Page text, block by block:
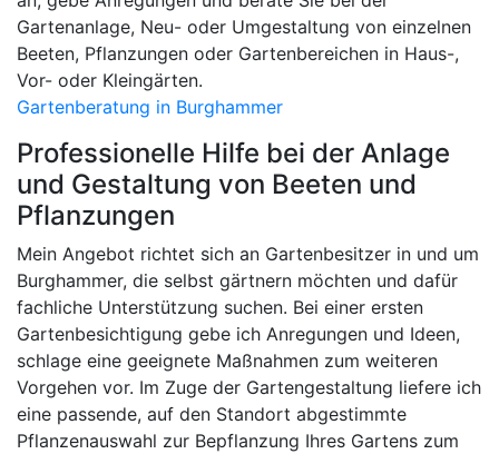
Gartenanlage, Neu- oder Umgestaltung von einzelnen
Beeten, Pflanzungen oder Gartenbereichen in Haus-,
Vor- oder Kleingärten.
Gartenberatung in Burghammer
Professionelle Hilfe bei der Anlage
und Gestaltung von Beeten und
Pflanzungen
Mein Angebot richtet sich an Gartenbesitzer in und um
Burghammer, die selbst gärtnern möchten und dafür
fachliche Unterstützung suchen. Bei einer ersten
Gartenbesichtigung gebe ich Anregungen und Ideen,
schlage eine geeignete Maßnahmen zum weiteren
Vorgehen vor. Im Zuge der Gartengestaltung liefere ich
eine passende, auf den Standort abgestimmte
Pflanzenauswahl zur Bepflanzung Ihres Gartens zum